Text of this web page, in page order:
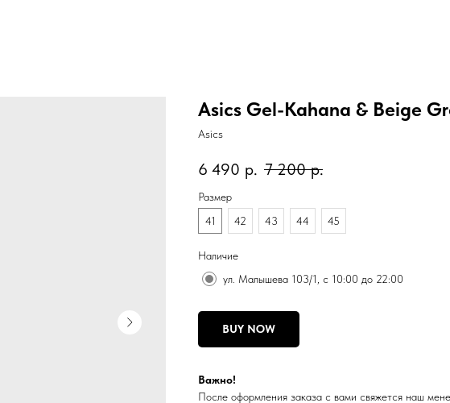
Asics Gel-Kahana & Beige
Asics
6 490 р. 7 200 р.
Размер
41
42 43 44 45
Наличие
ул. Малышева 103/1, с 10:00 до 22:00
BUY NOW
Важно!
После оформления заказа с вами свяжется наш